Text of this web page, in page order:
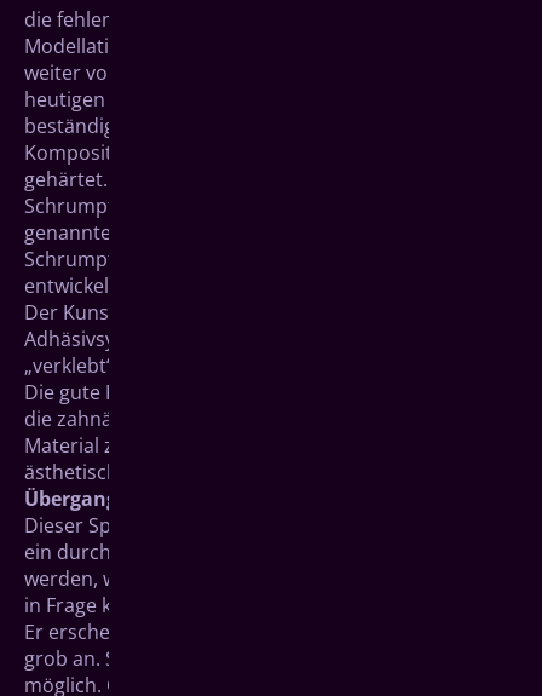
die fehlende Zahnsubstanz in einer mehrschichtigen
Modellation sofort ersetzt werden kann. Durch immer
weiter voranschreitende Entwicklungen sind die
heutigen Komposite stabil und im Mund sehr
beständige Füllungsmaterialien.
Komposite werden mithilfe einer speziellen Lampe
gehärtet. Hierbei tritt manchmal auch eine minimale
Schrumpfung der Füllung ein, durch die ein so
genannter Randspalt auftreten kann. Diese
Schrumpfung wurde aber durch immer neuer
entwickelte Komposite auf ein Minimum reduziert.
Der Kunststoff wird über ein so genanntes
Adhäsivsystem mit der restlichen Zahnsubstanz
„verklebt“.
Die gute Körperverträglichkeit, ihre Stabilität sowie
die zahnähnliche Farbnuancierung machen das
Material zu einem unverzichtbaren Werkstoff der
ästhetischen Zahnmedizin.
Übergangsmöglichkeit Glas-Ionomer-Zement
Dieser Spezialzement kann provisorisch als Füllung in
ein durch Karies entstandenes Loch eingebracht
werden, wenn die endgültige Versorgung erst später
in Frage kommt.
Er erscheint weißlich und nähert sich der Zahnfarbe
grob an. Somit ist eine unauffällige Zwischenlösung
möglich. Glas-Ionomer-Zement bietet auch den